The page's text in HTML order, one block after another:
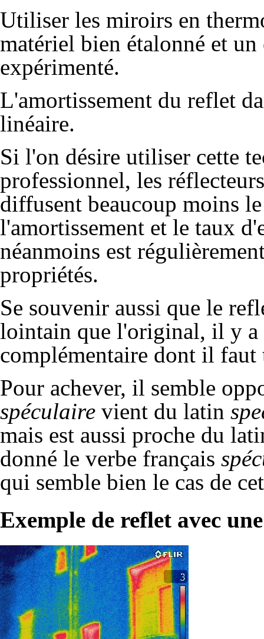
Utiliser les miroirs en
matériel bien étalonné et
expérimenté.
L'amortissement du reflet
linéaire.
Si l'on désire utiliser cette
professionnel, les
diffusent beaucoup moins
l'amortissement et le taux
néanmoins est
propriétés.
Se souvenir aussi que le
lointain que l'original, il y a
complémentaire dont il faut
Pour achever, il semble
spéculaire vient du latin
mais est aussi proche du
donné le verbe français
qui semble bien le cas de
Exemple de reflet avec